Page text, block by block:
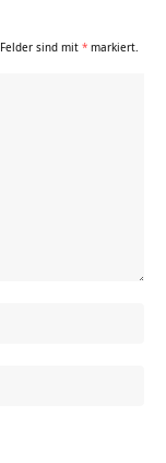
sind mit * markiert.